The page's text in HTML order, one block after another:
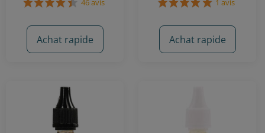
46 avis
Achat rapide 1 avis
Achat rapide